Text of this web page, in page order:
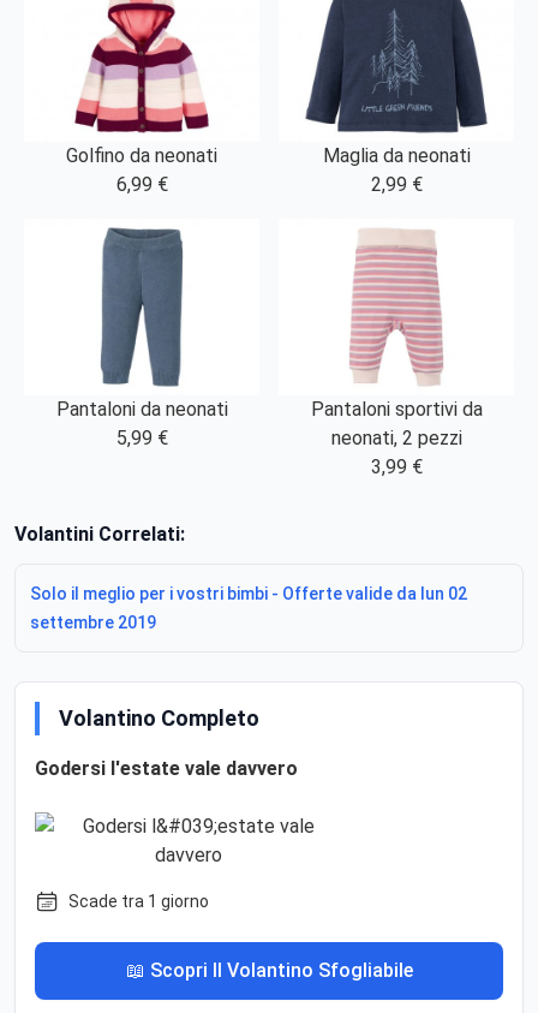
Golfino da neonati
6,99 €
Maglia da neonati
2,99 €
Pantaloni da neonati
5,99 €
Pantaloni sportivi da
neonati, 2 pezzi
3,99 €
Volantini Correlati:
Solo il meglio per i vostri bimbi - Offerte valide da lun 02
settembre 2019
Volantino Completo
Godersi l'estate vale davvero
Scade tra 1 giorno
📖 Scopri Il Volantino Sfogliabile